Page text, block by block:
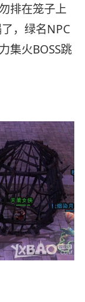
排在笼子上
，绿名NPC
集火BOSS跳